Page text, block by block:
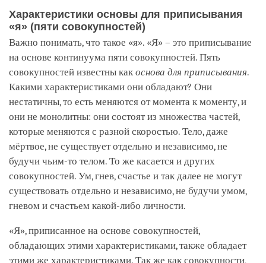
Характеристики основы для приписывания
«я» (пяти совокупностей)
Важно понимать, что такое «я». «Я» – это приписывание
на основе континуума пяти совокупностей. Пять
совокупностей известны как основа для приписывания.
Какими характеристиками они обладают? Они
нестатичны, то есть меняются от момента к моменту, и
они не монолитны: они состоят из множества частей,
которые меняются с разной скоростью. Тело, даже
мёртвое, не существует отдельно и независимо, не
будучи чьим-то телом. То же касается и других
совокупностей. Ум, гнев, счастье и так далее не могут
существовать отдельно и независимо, не будучи умом,
гневом и счастьем какой-либо личности.
«Я», приписанное на основе совокупностей,
обладающих этими характеристиками, также обладает
этими же характеристиками. Так же как совокупности,